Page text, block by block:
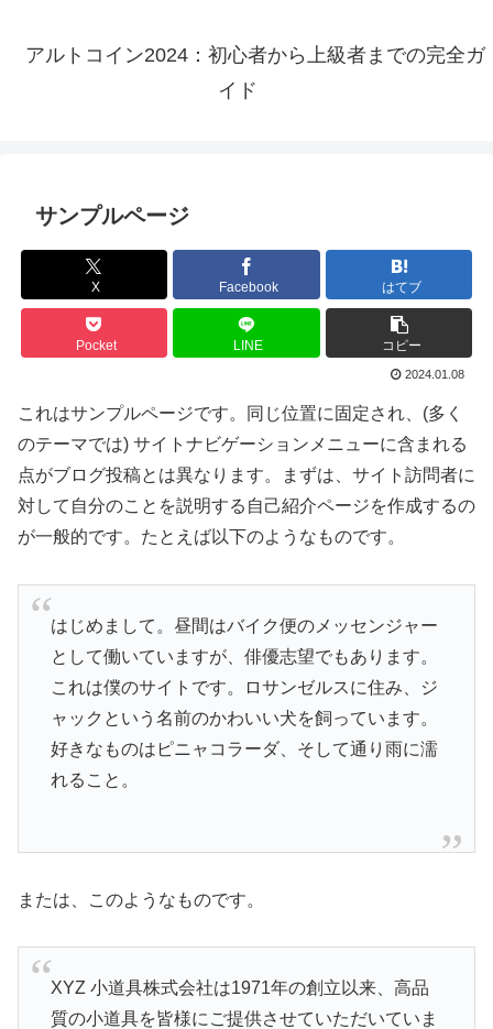
アルトコイン2024：初心者から上級者までの完全ガ
イド
サンプルページ
X Facebook はてブ
Pocket LINE コピー
2024.01.08
これはサンプルページです。同じ位置に固定され、(多く
のテーマでは) サイトナビゲーションメニューに含まれる
点がブログ投稿とは異なります。まずは、サイト訪問者に
対して自分のことを説明する自己紹介ページを作成するの
が一般的です。たとえば以下のようなものです。
はじめまして。昼間はバイク便のメッセンジャー
として働いていますが、俳優志望でもあります。
これは僕のサイトです。ロサンゼルスに住み、ジ
ャックという名前のかわいい犬を飼っています。
好きなものはピニャコラーダ、そして通り雨に濡
れること。
または、このようなものです。
XYZ 小道具株式会社は1971年の創立以来、高品
質の小道具を皆様にご提供させていただいていま